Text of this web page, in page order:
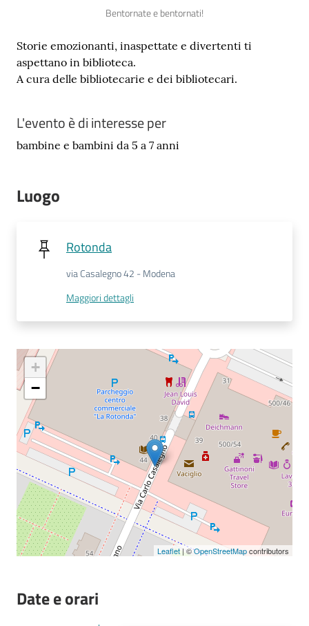
Novità
e
Avvisi
su
Bentornate e bentornati!
Storie emozionanti, inaspettate e divertenti ti
aspettano in biblioteca.
A cura delle bibliotecarie e dei bibliotecari.
L'evento è di interesse per
bambine e bambini da 5 a 7 anni
Luogo
Rotonda
via Casalegno 42 - Modena
Maggiori dettagli
+
−
Leaflet| ©OpenStreetMapcontributors
Date e orari